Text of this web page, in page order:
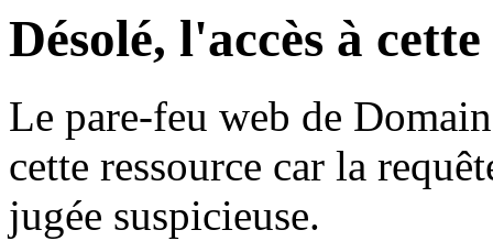
Désolé, l'accès à
Le pare-feu web de
cette ressource car la
jugée suspicieuse.